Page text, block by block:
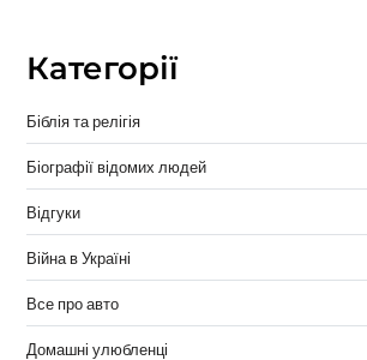
Категорії
Біблія та релігія
Біографії відомих людей
Відгуки
Війна в Україні
Все про авто
Домашні улюбленці